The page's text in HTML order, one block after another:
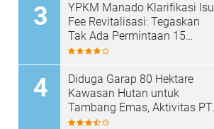
YPKM Manado Klarifikasi Isu
Fee Revitalisasi: Tegaskan
Tak Ada Permintaan 15
Persen, Pergantian Kepsek
Diduga Garap 80 Hektare
Kawasan Hutan untuk
Tambang Emas, Aktivitas PT
Sinar Mobagu Group Diselidiki